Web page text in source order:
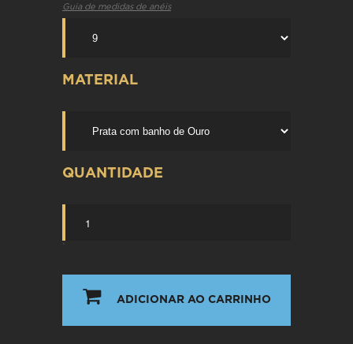
Guia de medidas de anéis
MATERIAL
QUANTIDADE
`
ADICIONAR AO CARRINHO